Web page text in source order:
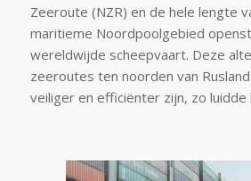
Zeeroute (NZR) en de hele lengte
maritieme Noordpoolgebied
wereldwijde scheepvaart. Deze
zeeroutes ten noorden van
veiliger en efficiënter zijn, zo luidde